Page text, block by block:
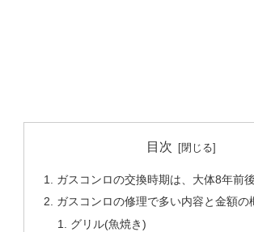
目次
ガスコンロの交換時期は、大体8年前後
ガスコンロの修理で多い内容と金額の
グリル(魚焼き)